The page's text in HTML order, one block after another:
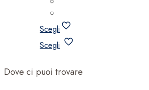
Scegli
Scegli Questo
più
Dove ci puoi trovare